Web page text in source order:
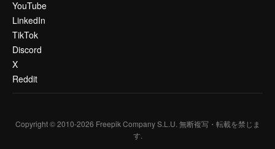
YouTube
LinkedIn
TikTok
Discord
X
Reddit
Copyright © 2010-2026 Freepik Company S.L.U. 無断複写・転載を禁じま
す.